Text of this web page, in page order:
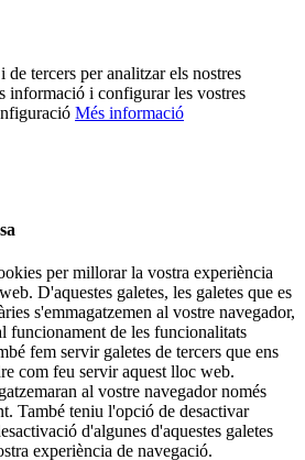
tercers per analitzar els nostres
informació i configurar les vostres
Més informació
per millorar la vostra experiència
D'aquestes galetes, les galetes que es
s'emmagatzemen al vostre navegador,
funcionament de les funcionalitats
fem servir galetes de tercers que ens
com feu servir aquest lloc web.
al vostre navegador només
També teniu l'opció de desactivar
d'algunes d'aquestes galetes
experiència de navegació.